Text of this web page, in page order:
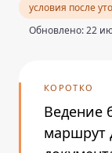
условия после
Обновлено: 22
КОРОТКО
Ведение
маршрут